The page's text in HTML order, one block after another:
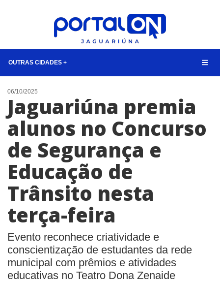
OUTRAS CIDADES +
NOTÍCIAS
LISTA DIGITAL
CONTATO
ANUNCIE
06/10/2025
Jaguariúna premia
alunos no Concurso
de Segurança e
Educação de
Trânsito nesta
terça-feira
Evento reconhece criatividade e
conscientização de estudantes da rede
municipal com prêmios e atividades
educativas no Teatro Dona Zenaide